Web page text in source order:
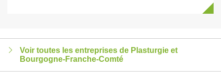
Voir toutes les entreprises de Plasturgie et
Bourgogne-Franche-Comté